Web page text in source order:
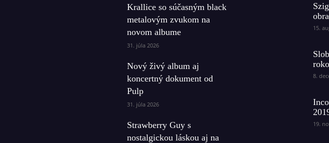
Krallice so súčasným black
metalovým zvukom na
novom albume
31. júla 2026
Nový živý album aj
koncertný dokument od
Pulp
31. júla 2026
Strawberry Guy s
nostalgickou láskou aj na
15.
8.
19.